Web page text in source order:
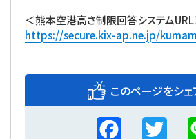
＜熊本空港高さ制限回答システム
https://secure.kix-ap.ne.jp/
このページをシェ
F
T
L